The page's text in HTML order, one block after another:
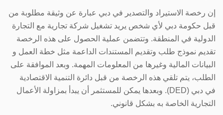
إن رخصة الاستيراد والتصدير في دبي عبارة عن وثيقة مطلوبة من
قبل حكومة دبي لأي شخص يريد تشغيل شركة تجارية مع التجارة
الدولية في المنطقة. وتتضمن عملية الحصول على هذه الرخصة
تقديم نموذج طلب وتقديم المستندات الداعمة مثل خطة العمل و
البيانات المالية وغيرها من المعلومات المهمة. وبعد الموافقة على
الطلب، يتم تلقي هذه الرخصة من قبل دائرة التنمية الاقتصادية
في دبي (DED). وبعدها يمكن للمستثمر أن يبدأ بمزاولة الأعمال
التجارية الخاصة به بشكل قانوني.